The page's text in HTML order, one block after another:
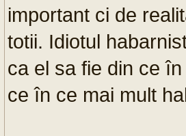
important ci de
totii. Idiotul
ca el sa fie din ce
ce în ce mai mult